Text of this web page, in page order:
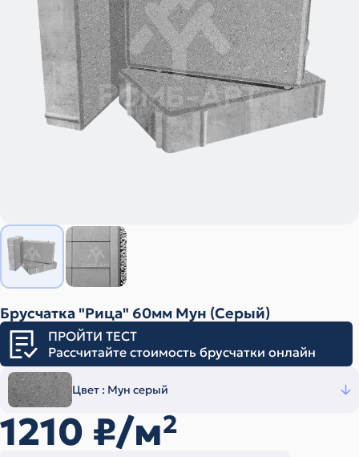
Брусчатка "Рица" 60мм Мун (Серый)
ПРОЙТИ ТЕСТ
Рассчитайте стоимость брусчатки онлайн
Цвет : Мун серый
1210 ₽/м2